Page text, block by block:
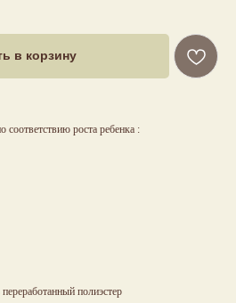
в корзину
соответствию роста ребенка :
полиэстер